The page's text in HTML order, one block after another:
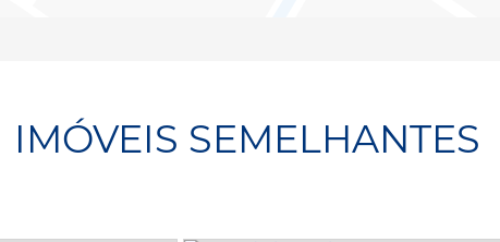
IMÓVEIS SEMELHANTES